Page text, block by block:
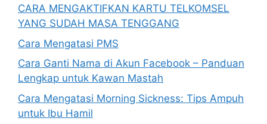
CARA MENGAKTIFKAN KARTU TELKOMSEL
YANG SUDAH MASA TENGGANG
Cara Mengatasi PMS
Cara Ganti Nama di Akun Facebook – Panduan
Lengkap untuk Kawan Mastah
Cara Mengatasi Morning Sickness: Tips Ampuh
untuk Ibu Hamil